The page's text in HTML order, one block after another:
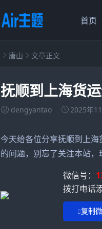
首页
唐山 文章正文
抚顺到上海货
dengyantao 2025年
今天给各位分享抚顺到上
的问题，别忘了关注本站，
微信号：
拨打电话
复制